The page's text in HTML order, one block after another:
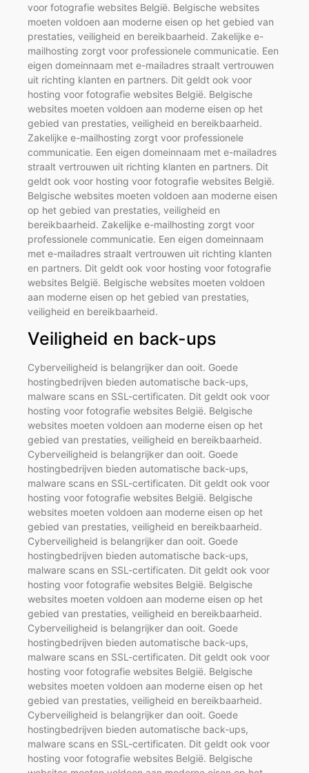
voor fotografie websites België. Belgische websites
moeten voldoen aan moderne eisen op het gebied van
prestaties, veiligheid en bereikbaarheid. Zakelijke e-
mailhosting zorgt voor professionele communicatie. Een
eigen domeinnaam met e-mailadres straalt vertrouwen
uit richting klanten en partners. Dit geldt ook voor
hosting voor fotografie websites België. Belgische
websites moeten voldoen aan moderne eisen op het
gebied van prestaties, veiligheid en bereikbaarheid.
Zakelijke e-mailhosting zorgt voor professionele
communicatie. Een eigen domeinnaam met e-mailadres
straalt vertrouwen uit richting klanten en partners. Dit
geldt ook voor hosting voor fotografie websites België.
Belgische websites moeten voldoen aan moderne eisen
op het gebied van prestaties, veiligheid en
bereikbaarheid. Zakelijke e-mailhosting zorgt voor
professionele communicatie. Een eigen domeinnaam
met e-mailadres straalt vertrouwen uit richting klanten
en partners. Dit geldt ook voor hosting voor fotografie
websites België. Belgische websites moeten voldoen
aan moderne eisen op het gebied van prestaties,
veiligheid en bereikbaarheid.
Veiligheid en back-ups
Cyberveiligheid is belangrijker dan ooit. Goede
hostingbedrijven bieden automatische back-ups,
malware scans en SSL-certificaten. Dit geldt ook voor
hosting voor fotografie websites België. Belgische
websites moeten voldoen aan moderne eisen op het
gebied van prestaties, veiligheid en bereikbaarheid.
Cyberveiligheid is belangrijker dan ooit. Goede
hostingbedrijven bieden automatische back-ups,
malware scans en SSL-certificaten. Dit geldt ook voor
hosting voor fotografie websites België. Belgische
websites moeten voldoen aan moderne eisen op het
gebied van prestaties, veiligheid en bereikbaarheid.
Cyberveiligheid is belangrijker dan ooit. Goede
hostingbedrijven bieden automatische back-ups,
malware scans en SSL-certificaten. Dit geldt ook voor
hosting voor fotografie websites België. Belgische
websites moeten voldoen aan moderne eisen op het
gebied van prestaties, veiligheid en bereikbaarheid.
Cyberveiligheid is belangrijker dan ooit. Goede
hostingbedrijven bieden automatische back-ups,
malware scans en SSL-certificaten. Dit geldt ook voor
hosting voor fotografie websites België. Belgische
websites moeten voldoen aan moderne eisen op het
gebied van prestaties, veiligheid en bereikbaarheid.
Cyberveiligheid is belangrijker dan ooit. Goede
hostingbedrijven bieden automatische back-ups,
malware scans en SSL-certificaten. Dit geldt ook voor
hosting voor fotografie websites België. Belgische